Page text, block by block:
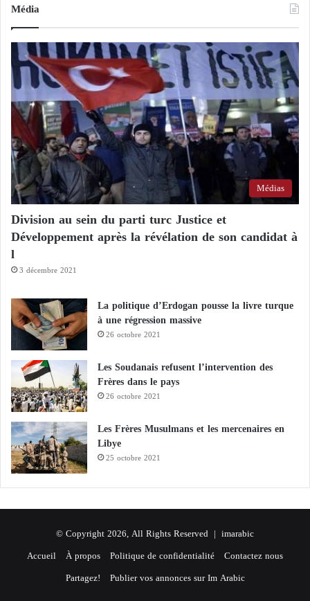
Média
Médias
Division au sein du parti turc Justice et
Développement après la révélation de son candidat à
l
3 décembre 2021
La politique d’Erdogan pousse la livre turque
à une régression massive
26 octobre 2021
Les Soudanais refusent l’intervention des
Frères dans le pays
26 octobre 2021
Les Frères Musulmans et les mercenaires en
Libye
25 octobre 2021
© Copyright 2026, All Rights Reserved | imarabic
Accueil À propos Politique de confidentialité Contactez nous
Partagez! Publier vos annonces sur Im Arabic